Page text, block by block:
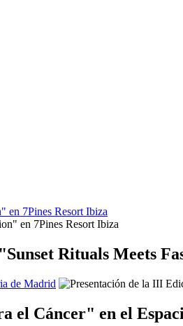
en 7Pines Resort Ibiza
Rituals Meets
de Madrid
el Cáncer" en el